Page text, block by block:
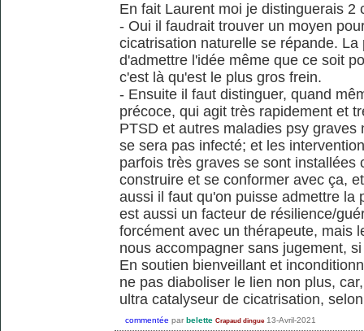
En fait Laurent moi je distinguerais 2
- Oui il faudrait trouver un moyen
cicatrisation naturelle se répande.
d'admettre l'idée même que ce soit
c'est là qu'est le plus gros frein.
- Ensuite il faut distinguer, quand
précoce, qui agit très rapidement et
PTSD et autres maladies psy
se sera pas infecté; et les
parfois très graves se sont installées
construire et se conformer avec ça,
aussi il faut qu'on puisse admettre la
est aussi un facteur de résilience/
forcément avec un thérapeute, mais
nous accompagner sans jugement,
En soutien bienveillant et
ne pas diaboliser le lien non plus,
ultra catalyseur de cicatrisation,
commentée par belette Crapaud dingue 13-Avril-2021